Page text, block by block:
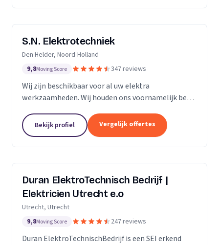
S.N. Elektrotechniek
Den Helder, Noord-Holland
9,8Moving Score 347 reviews
Wij zijn beschikbaar voor al uw elektra
werkzaamheden. Wij houden ons voornamelijk bezig
groepenkastinstallaties & laadpalen.
Bekijk profiel Vergelijk offertes
Duran ElektroTechnisch Bedrijf |
Elektricien Utrecht e.o
Utrecht, Utrecht
9,8Moving Score 247 reviews
Duran ElektroTechnischBedrijf is een SEI erkend